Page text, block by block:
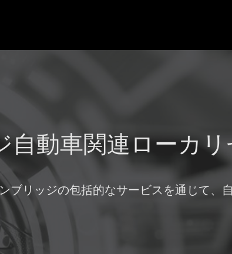
自動車関連ローカ
ブリッジの包括的なサービスを通じて、